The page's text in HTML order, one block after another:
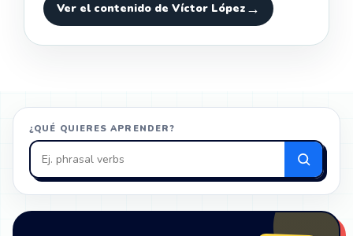
Ver el contenido de Víctor López
¿QUÉ QUIERES APRENDER?
Buscar
en
ZonaIngles